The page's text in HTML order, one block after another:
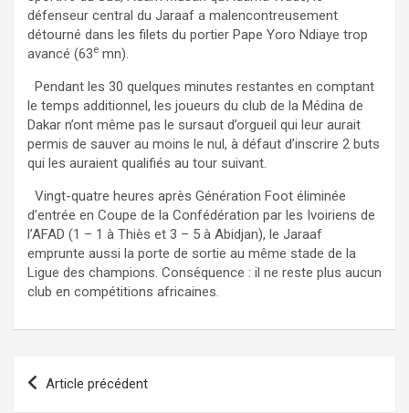
défenseur central du Jaraaf a malencontreusement
détourné dans les filets du portier Pape Yoro Ndiaye trop
avancé (63e mn).
Pendant les 30 quelques minutes restantes en comptant
le temps additionnel, les joueurs du club de la Médina de
Dakar n’ont même pas le sursaut d’orgueil qui leur aurait
permis de sauver au moins le nul, à défaut d’inscrire 2 buts
qui les auraient qualifiés au tour suivant.
Vingt-quatre heures après Génération Foot éliminée
d’entrée en Coupe de la Confédération par les Ivoiriens de
l’AFAD (1 – 1 à Thiès et 3 – 5 à Abidjan), le Jaraaf
emprunte aussi la porte de sortie au même stade de la
Ligue des champions. Conséquence : il ne reste plus aucun
club en compétitions africaines.
Navigation
de
Article précédent